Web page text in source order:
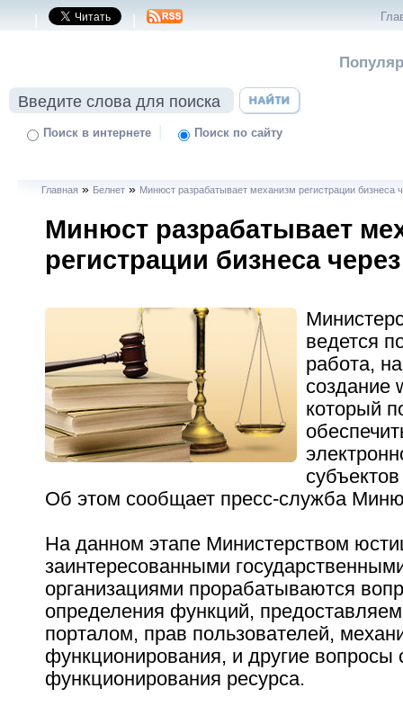
| |
Поиск в интернете | Поиск по сайту
Главная » Белнет » Минюст разрабатывает механизм регистрации бизнеса
Минюст разрабатывает
регистрации бизнеса
ведется
работа,
создание
который
Об этом сообщает пресс-служба
На данном этапе Министерством
заинтересованными
организациями прорабатываются
определения функций,
порталом, прав пользователей,
функционирования, и другие вопросы
функционирования ресурса.